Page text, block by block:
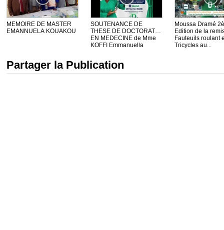
MEMOIRE DE MASTER
EMANNUELA KOUAKOU
SOUTENANCE DE
THESE DE DOCTORAT
EN MEDECINE de Mme
KOFFI Emmanuella
Moussa Dramé
Edition de la
Fauteuils roulant
Tricycles au...
Partager la Publication